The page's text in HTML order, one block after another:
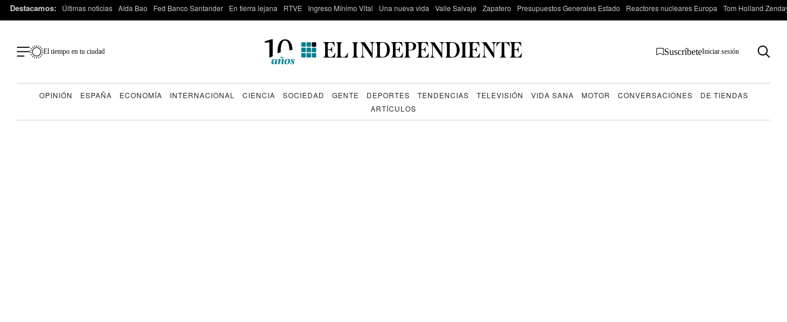
Destacamos: Últimas noticias Aída Bao Fed Banco Santander En tierra lejana RTVE Ingreso Mínimo Vital Una nueva vida Valle Salvaje Zapatero Presupuestos Generales Estado Reactores nucleares Europa Tom Holland
El tiempo en tu ciudad SuscríbeteIniciar sesión
OPINIÓN ESPAÑA ECONOMÍA INTERNACIONAL CIENCIA SOCIEDAD GENTE DEPORTES TENDENCIAS TELEVISIÓN VIDA SANA MOTOR CONVERSACIONES
DE TIENDAS
ARTÍCULOS